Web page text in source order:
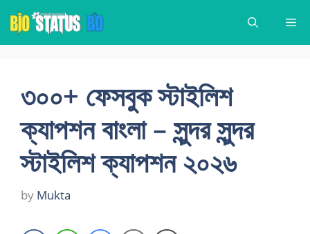
Skip
content
৩০০+ ফেসবুক স্টাইলিশ
ক্যাপশন বাংলা – সুন্দর সুন্দর
স্টাইলিশ ক্যাপশন ২০২৬
by Mukta